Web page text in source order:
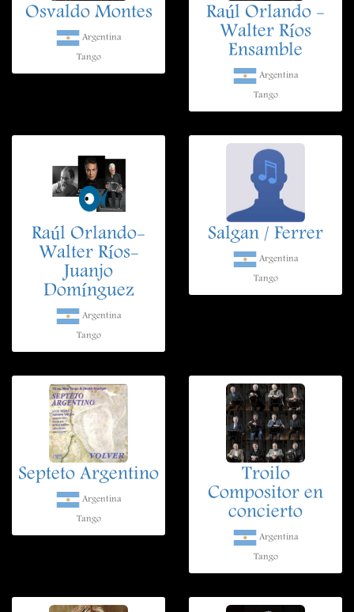
Osvaldo Montes
Argentina
Tango
Raúl Orlando -
Walter Ríos
Ensamble
Argentina
Tango
Raúl Orlando-
Walter Ríos-
Juanjo
Domínguez
Argentina
Tango
Salgan / Ferrer
Argentina
Tango
Septeto Argentino
Argentina
Tango
Troilo
Compositor en
concierto
Argentina
Tango